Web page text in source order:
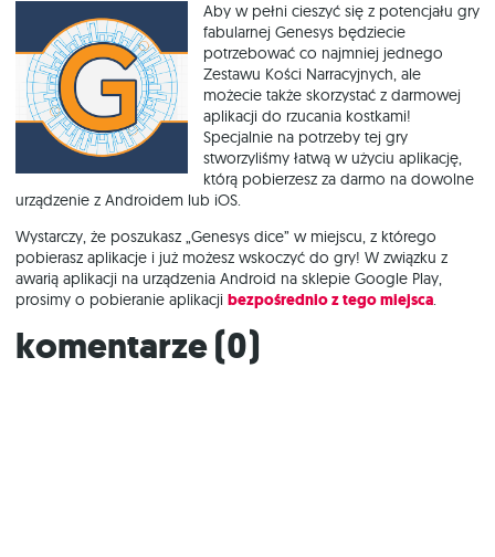
Aby w pełni cieszyć się z potencjału gry
fabularnej Genesys będziecie
potrzebować co najmniej jednego
Zestawu Kości Narracyjnych, ale
możecie także skorzystać z darmowej
aplikacji do rzucania kostkami!
Specjalnie na potrzeby tej gry
stworzyliśmy łatwą w użyciu aplikację,
którą pobierzesz za darmo na dowolne
urządzenie z Androidem lub iOS.
Wystarczy, że poszukasz „Genesys dice” w miejscu, z którego
pobierasz aplikacje i już możesz wskoczyć do gry! W związku z
awarią aplikacji na urządzenia Android na sklepie Google Play,
prosimy o pobieranie aplikacji bezpośrednio z tego miejsca.
Komentarze (0)